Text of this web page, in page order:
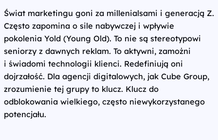
Świat marketingu goni za millenialsami i generacją Z.
Często zapomina o sile nabywczej i wpływie
pokolenia Yold (Young Old). To nie są stereotypowi
seniorzy z dawnych reklam. To aktywni, zamożni
i świadomi technologii klienci. Redefiniują oni
dojrzałość. Dla agencji digitalowych, jak Cube Group,
zrozumienie tej grupy to klucz. Klucz do
odblokowania wielkiego, często niewykorzystanego
potencjału.